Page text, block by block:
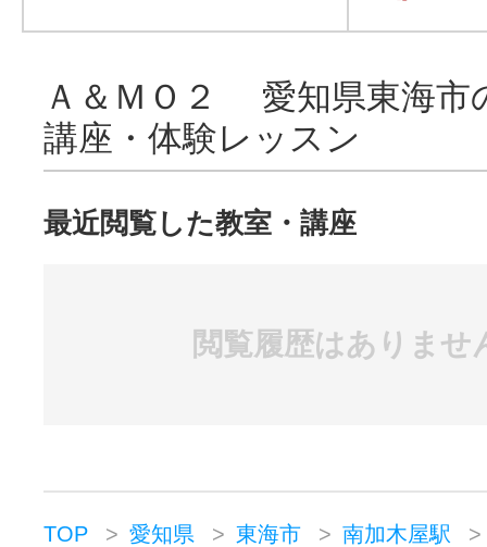
Ａ＆ＭＯ２ 愛知県東海市
講座・体験レッスン
最近閲覧した教室・講座
閲覧履歴はありませ
TOP 愛知県 東海市
南加木屋駅